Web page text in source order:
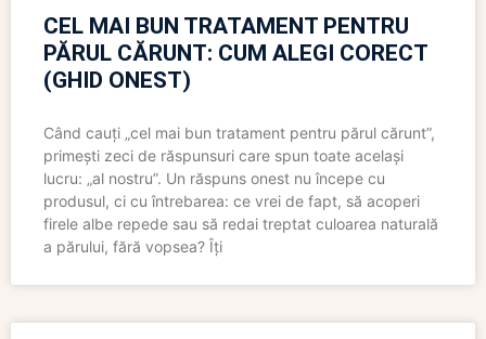
CEL MAI BUN TRATAMENT PENTRU
PĂRUL CĂRUNT: CUM ALEGI CORECT
(GHID ONEST)
Când cauți „cel mai bun tratament pentru părul cărunt”,
primești zeci de răspunsuri care spun toate același
lucru: „al nostru”. Un răspuns onest nu începe cu
produsul, ci cu întrebarea: ce vrei de fapt, să acoperi
firele albe repede sau să redai treptat culoarea naturală
a părului, fără vopsea? Îți